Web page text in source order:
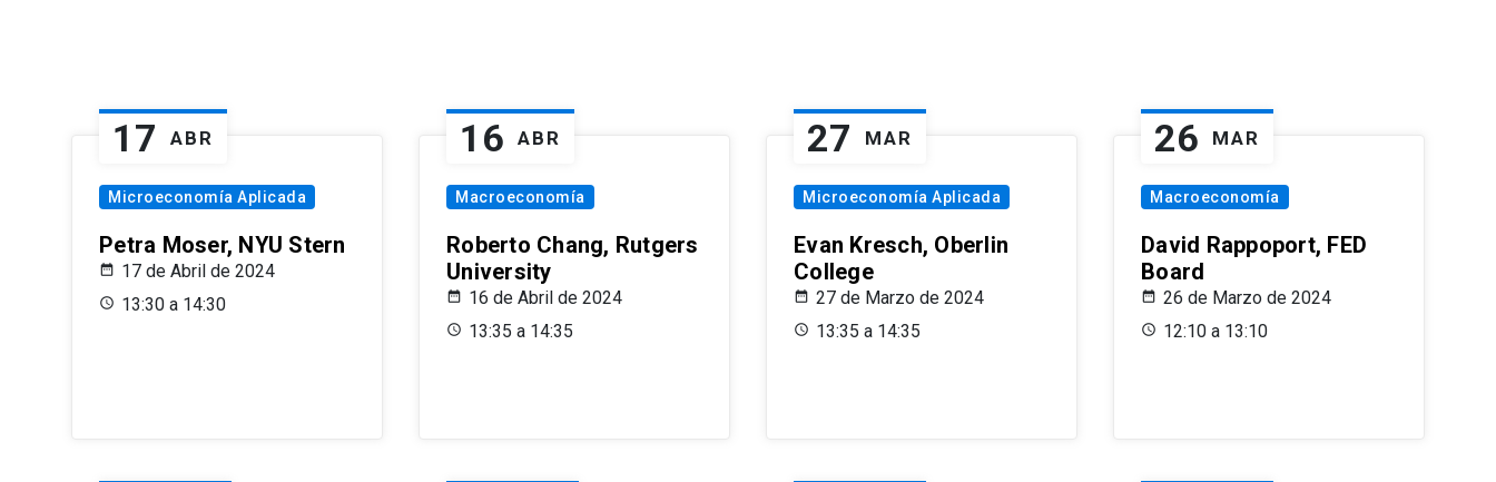
17 ABR
Microeconomía Aplicada
Petra Moser, NYU Stern
17 de Abril de 2024
13:30 a 14:30
16 ABR
Macroeconomía
Roberto Chang, Rutgers
University
16 de Abril de 2024
13:35 a 14:35
27 MAR
Microeconomía Aplicada
Evan Kresch, Oberlin
College
27 de Marzo de 2024
13:35 a 14:35
26 MAR
Macroeconomía
David Rappoport, FED
Board
26 de Marzo de 2024
12:10 a 13:10